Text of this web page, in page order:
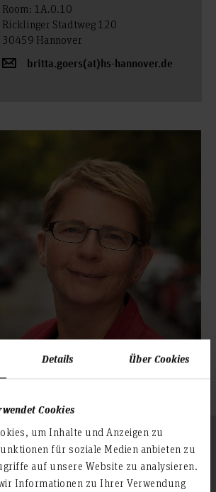
Details Über Cookies
Cookies
um Inhalte und Anzeigen zu
für soziale Medien anbieten zu
auf unsere Website zu analysieren.
Informationen zu Ihrer Verwendung
Room: 1A.0.10
Ricklinger Stadtweg 120
30459 Hannover
britta.goers(at)hs-hannover.de
To the top